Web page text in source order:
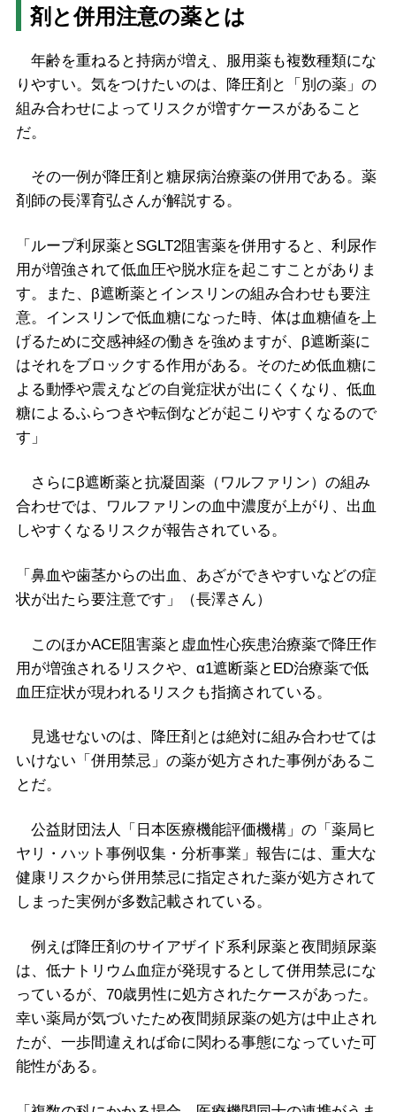
剤と併用注意の薬とは
年齢を重ねると持病が増え、服用薬も複数種類にな
りやすい。気をつけたいのは、降圧剤と「別の薬」の
組み合わせによってリスクが増すケースがあること
だ。
その一例が降圧剤と糖尿病治療薬の併用である。薬
剤師の長澤育弘さんが解説する。
「ループ利尿薬とSGLT2阻害薬を併用すると、利尿作
用が増強されて低血圧や脱水症を起こすことがありま
す。また、β遮断薬とインスリンの組み合わせも要注
意。インスリンで低血糖になった時、体は血糖値を上
げるために交感神経の働きを強めますが、β遮断薬に
はそれをブロックする作用がある。そのため低血糖に
よる動悸や震えなどの自覚症状が出にくくなり、低血
糖によるふらつきや転倒などが起こりやすくなるので
す」
さらにβ遮断薬と抗凝固薬（ワルファリン）の組み
合わせでは、ワルファリンの血中濃度が上がり、出血
しやすくなるリスクが報告されている。
「鼻血や歯茎からの出血、あざができやすいなどの症
状が出たら要注意です」（長澤さん）
このほかACE阻害薬と虚血性心疾患治療薬で降圧作
用が増強されるリスクや、α1遮断薬とED治療薬で低
血圧症状が現われるリスクも指摘されている。
見逃せないのは、降圧剤とは絶対に組み合わせては
いけない「併用禁忌」の薬が処方された事例があるこ
とだ。
公益財団法人「日本医療機能評価機構」の「薬局ヒ
ヤリ・ハット事例収集・分析事業」報告には、重大な
健康リスクから併用禁忌に指定された薬が処方されて
しまった実例が多数記載されている。
例えば降圧剤のサイアザイド系利尿薬と夜間頻尿薬
は、低ナトリウム血症が発現するとして併用禁忌にな
っているが、70歳男性に処方されたケースがあった。
幸い薬局が気づいたため夜間頻尿薬の処方は中止され
たが、一歩間違えれば命に関わる事態になっていた可
能性がある。